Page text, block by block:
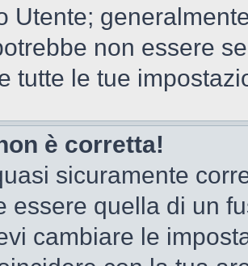
Utente;
non essere
tutte le tue
è corretta!
sicuramente
essere quella di un
cambiare le